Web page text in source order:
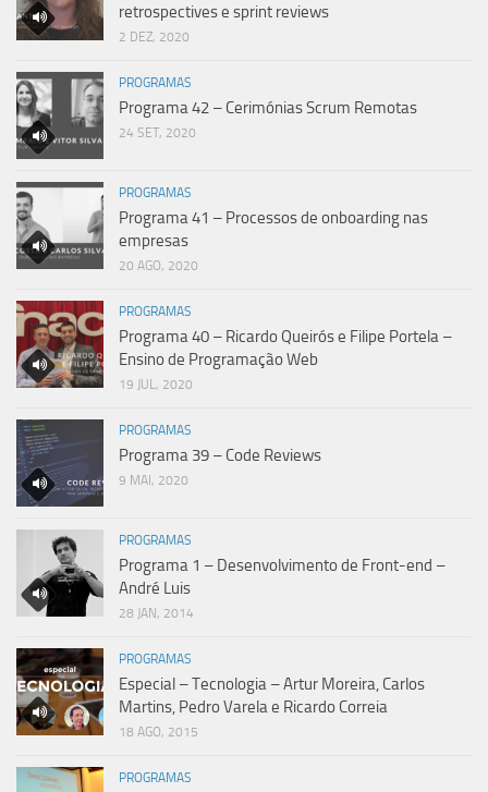
retrospectives e sprint reviews
2 DEZ, 2020
PROGRAMAS
Programa 42 – Cerimónias Scrum Remotas
24 SET, 2020
PROGRAMAS
Programa 41 – Processos de onboarding nas
empresas
20 AGO, 2020
PROGRAMAS
Programa 40 – Ricardo Queirós e Filipe Portela –
Ensino de Programação Web
19 JUL, 2020
PROGRAMAS
Programa 39 – Code Reviews
9 MAI, 2020
PROGRAMAS
Programa 1 – Desenvolvimento de Front-end –
André Luis
28 JAN, 2014
PROGRAMAS
Especial – Tecnologia – Artur Moreira, Carlos
Martins, Pedro Varela e Ricardo Correia
18 AGO, 2015
PROGRAMAS